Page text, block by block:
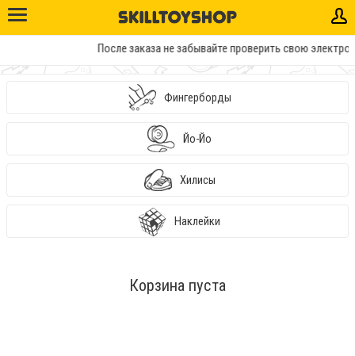
После заказа не забывайте проверить свою
Фингерборды
Йо-Йо
Хилисы
Наклейки
Корзина пуста